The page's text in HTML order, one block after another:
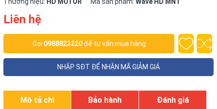
Liên hệ
Gọi 0988823220để tư vấn mua hàng
NHẬP SĐT ĐỂ NHẬN MÃ GIẢM GIÁ
Mô tả chi Bảo hành Đánh giá